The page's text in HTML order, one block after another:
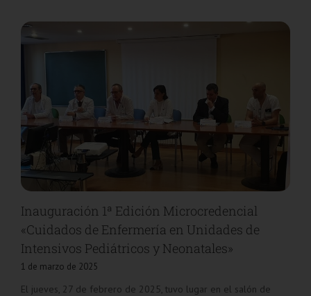
Inauguración 1ª Edición Microcredencial
«Cuidados de Enfermería en Unidades de
Intensivos Pediátricos y Neonatales»
1 de marzo de 2025
El jueves, 27 de febrero de 2025, tuvo lugar en el salón de